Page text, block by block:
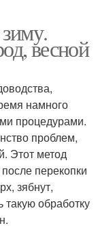
весной
намного
процедурами.
проблем,
Этот метод
перекопки
зябнут,
такую обработку